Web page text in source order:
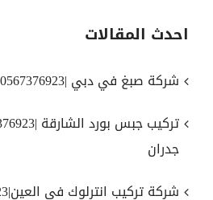
احدث المقالات
شركة صبغ في دبي |0567376923| دهانات اسطورية
جدران
شركة تركيب انترلوك في العين|0567376923| انترلوك